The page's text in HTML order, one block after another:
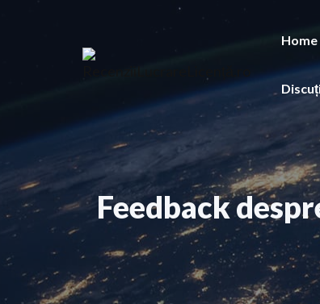
Home
Feedback